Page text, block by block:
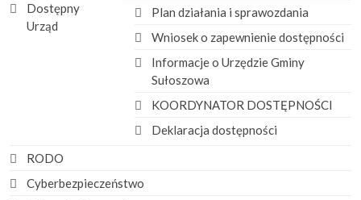
Dostępny
Urząd
Plan działania i sprawozdania
Wniosek o zapewnienie dostępności
Informacje o Urzędzie Gminy
Sułoszowa
KOORDYNATOR DOSTĘPNOŚCI
Deklaracja dostępności
RODO
Cyberbezpieczeństwo